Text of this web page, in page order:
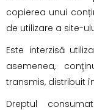
copierea unui
de utilizare a site-
Este interzisă
asemenea,
transmis, distribuit
Dreptul